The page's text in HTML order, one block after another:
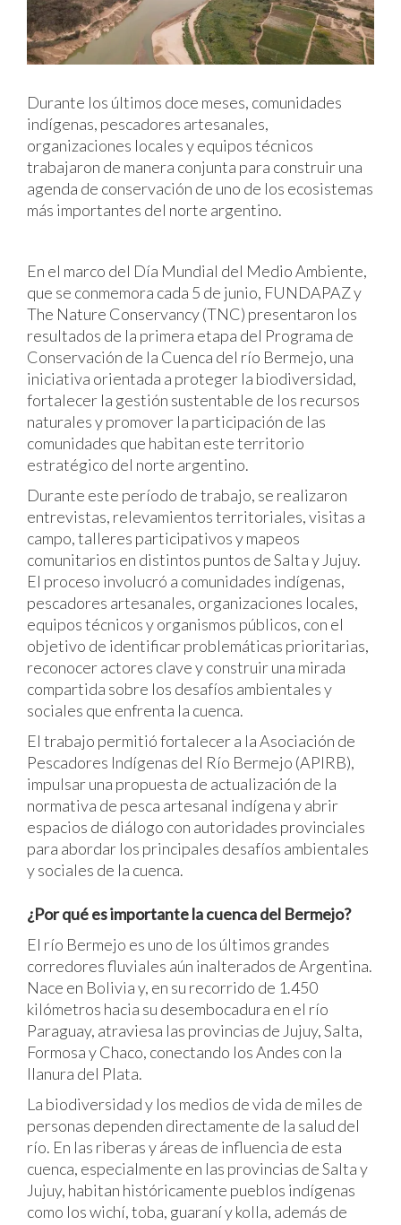
Durante los últimos doce meses, comunidades
indígenas, pescadores artesanales,
organizaciones locales y equipos técnicos
trabajaron de manera conjunta para construir una
agenda de conservación de uno de los ecosistemas
más importantes del norte argentino.
En el marco del Día Mundial del Medio Ambiente,
que se conmemora cada 5 de junio, FUNDAPAZ y
The Nature Conservancy (TNC) presentaron los
resultados de la primera etapa del Programa de
Conservación de la Cuenca del río Bermejo, una
iniciativa orientada a proteger la biodiversidad,
fortalecer la gestión sustentable de los recursos
naturales y promover la participación de las
comunidades que habitan este territorio
estratégico del norte argentino.
Durante este período de trabajo, se realizaron
entrevistas, relevamientos territoriales, visitas a
campo, talleres participativos y mapeos
comunitarios en distintos puntos de Salta y Jujuy.
El proceso involucró a comunidades indígenas,
pescadores artesanales, organizaciones locales,
equipos técnicos y organismos públicos, con el
objetivo de identificar problemáticas prioritarias,
reconocer actores clave y construir una mirada
compartida sobre los desafíos ambientales y
sociales que enfrenta la cuenca.
El trabajo permitió fortalecer a la Asociación de
Pescadores Indígenas del Río Bermejo (APIRB),
impulsar una propuesta de actualización de la
normativa de pesca artesanal indígena y abrir
espacios de diálogo con autoridades provinciales
para abordar los principales desafíos ambientales
y sociales de la cuenca.
¿Por qué es importante la cuenca del Bermejo?
El río Bermejo es uno de los últimos grandes
corredores fluviales aún inalterados de Argentina.
Nace en Bolivia y, en su recorrido de 1.450
kilómetros hacia su desembocadura en el río
Paraguay, atraviesa las provincias de Jujuy, Salta,
Formosa y Chaco, conectando los Andes con la
llanura del Plata.
La biodiversidad y los medios de vida de miles de
personas dependen directamente de la salud del
río. En las riberas y áreas de influencia de esta
cuenca, especialmente en las provincias de Salta y
Jujuy, habitan históricamente pueblos indígenas
como los wichí, toba, guaraní y kolla, además de